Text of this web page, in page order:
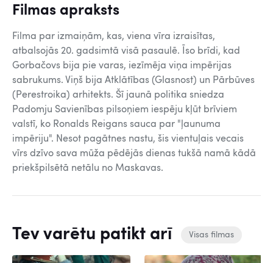
Filmas apraksts
Filma par izmaiņām, kas, viena vīra izraisītas,
atbalsojās 20. gadsimtā visā pasaulē. Īso brīdi, kad
Gorbačovs bija pie varas, iezīmēja viņa impērijas
sabrukums. Viņš bija Atklātības (Glasnost) un Pārbūves
(Perestroika) arhitekts. Šī jaunā politika sniedza
Padomju Savienības pilsoņiem iespēju kļūt brīviem
valstī, ko Ronalds Reigans sauca par "ļaunuma
impēriju". Nesot pagātnes nastu, šis vientuļais vecais
vīrs dzīvo sava mūža pēdējās dienas tukšā namā kādā
priekšpilsētā netālu no Maskavas.
Tev varētu patikt arī Visas filmas